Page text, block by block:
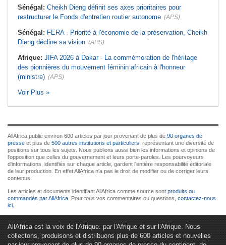
Sénégal: Cheikh Dieng définit ses axes prioritaires pour
restructurer le Fonds d'entretien routier autonome (APS)
Sénégal: FERA - Priorité à l'économie de la préservation, Cheikh
Dieng décline sa vision (APS)
Afrique: JIFA 2026 à Dakar - La commémoration de l'héritage
des pionnières du mouvement féminin africain à l'honneur
(ministre) (APS)
Voir Plus »
AllAfrica publie environ 600 articles par jour provenant de plus de 90 organes de
presse et plus de 500 autres institutions et particuliers , représentant une diversité de
positions sur tous les sujets. Nous publions aussi bien les informations et opinions de
l'opposition que celles du gouvernement et leurs porte-paroles. Les pourvoyeurs
d'informations, identifiés sur chaque article, gardent l'entière responsabilité éditoriale
de leur production. En effet AllAfrica n'a pas le droit de modifier ou de corriger leurs
contenus.
Les articles et documents identifiant AllAfrica comme source sont produits ou
commandés par AllAfrica . Pour tous vos commentaires ou questions, contactez-nous
ici
AllAfrica est la voix de l'Afrique. par l'Afrique et sur l'Afrique. Nous
collectons, produisons et distribuons plus de 600 articles et nouvelles